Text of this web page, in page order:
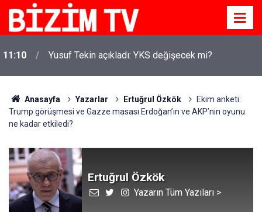
11:10 Yusuf Tekin açıkladı: YKS değişecek mi?
Anasayfa Yazarlar Ertuğrul Özkök
Ekim anketi:
Trump görüşmesi ve Gazze masası Erdoğan’ın ve AKP’nin oyunu
ne kadar etkiledi?
Ertuğrul Özkök
Yazarın Tüm Yazıları >